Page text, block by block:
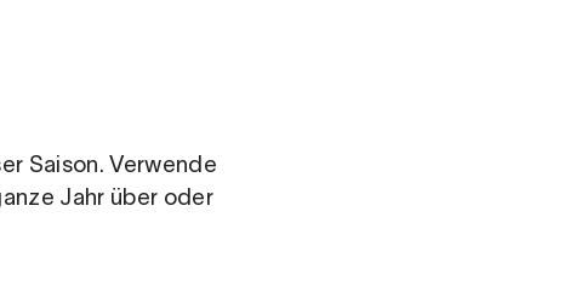
Saison. Verwende
Jahr über oder